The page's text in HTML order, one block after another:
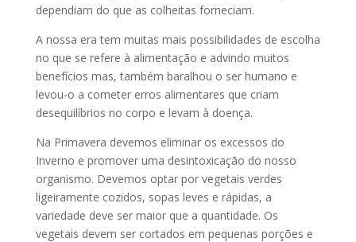
dependiam do que as colheitas forneciam.
A nossa era tem muitas mais possibilidades de escolha
no que se refere à alimentação e advindo muitos
benefícios mas, também baralhou o ser humano e
levou-o a cometer erros alimentares que criam
desequilíbrios no corpo e levam à doença.
Na Primavera devemos eliminar os excessos do
Inverno e promover uma desintoxicação do nosso
organismo. Devemos optar por vegetais verdes
ligeiramente cozidos, sopas leves e rápidas, a
variedade deve ser maior que a quantidade. Os
vegetais devem ser cortados em pequenas porções e